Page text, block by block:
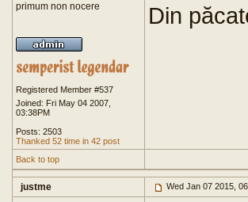
primum non nocere
Registered Member #537
Joined: Fri May 04 2007,
03:38PM
Posts: 2503
Thanked 52 time in 42 post
Din
Back to top
justme Wed Jan 07 2015,